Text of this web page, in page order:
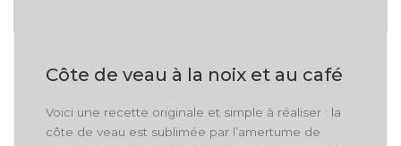
Côte de veau à la noix et au café
Voici une recette originale et simple à réaliser : la
côte de veau est sublimée par l’amertume de